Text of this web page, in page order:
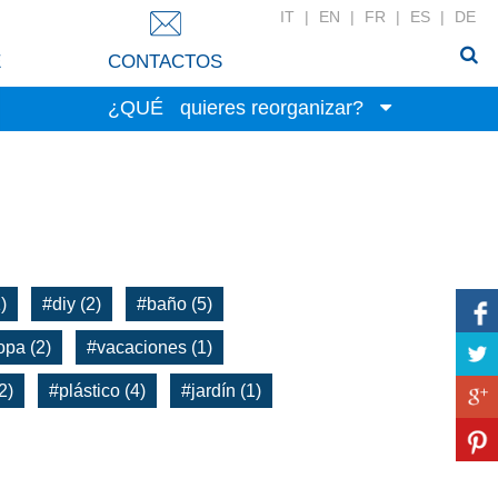
IT | EN | FR | ES | DE
CONTACTOS
Artículos para el hogar
Colada
Accesorios
Productos de belleza
¿QUÉ quieres reorganizar?
#diy (2) #baño (5)
(2) #vacaciones (1)
#plástico (4) #jardín (1)